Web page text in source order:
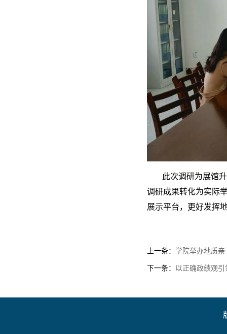
此次调研为展馆
调研成果转化为实际
展示平台，更好发挥
上一条： 学院举办地质
下一条： 以正确政绩观